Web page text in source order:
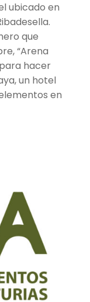
ubicado en
que
“Arena
hacer
un hotel
en